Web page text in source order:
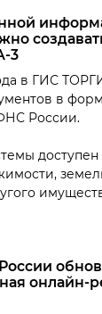
3
в ГИС
в
России.
доступен
онлайн-